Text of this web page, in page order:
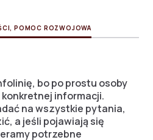
,POMOC ROZWOJOWA
bo po prostu osoby
informacji.
na wszystkie pytania,
a jeśli pojawiają się
potrzebne